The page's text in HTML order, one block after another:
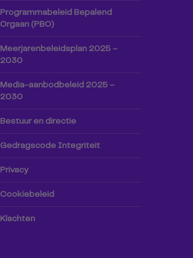
Programmabeleid Bepalend
Orgaan (PBO)
Meerjarenbeleidsplan 2025 –
2030
Media-aanbodbeleid 2025 –
2030
Bestuur en directie
Gedragscode Integriteit
Privacy
Cookiebeleid
Klachten